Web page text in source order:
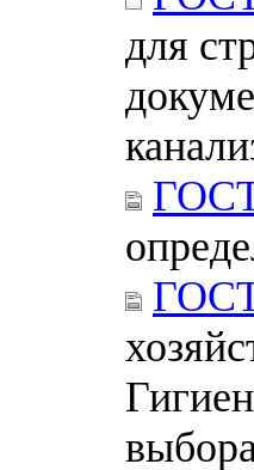
для
выбора